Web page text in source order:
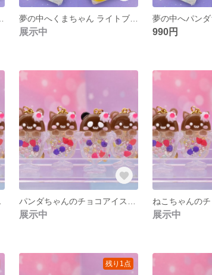
夢の中へくまちゃん ライトブルー シェイカーキーホルダー
展示中 990円
展示中 展示中
残り1点